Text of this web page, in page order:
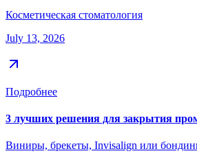
Косметическая стоматология
July 13, 2026
Подробнее
3 лучших решения для закрытия
Виниры, брекеты, Invisalign или